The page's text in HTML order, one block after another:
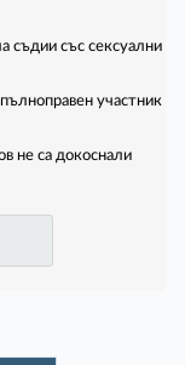
съдии със сексуални
участник
не са докоснали